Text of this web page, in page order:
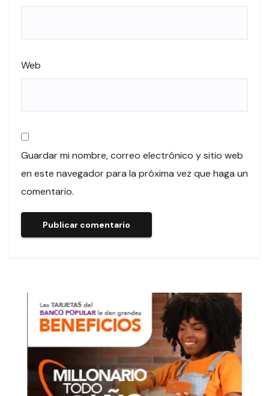
Web
Guardar mi nombre, correo electrónico y sitio web
en este navegador para la próxima vez que haga un
comentario.